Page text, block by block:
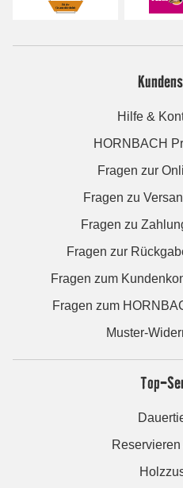
Hilfe &
HORNBACH
Fragen zur
Fragen zu
Fragen zu
Fragen zur
Fragen zum
Fragen zum
Muster-
Top-